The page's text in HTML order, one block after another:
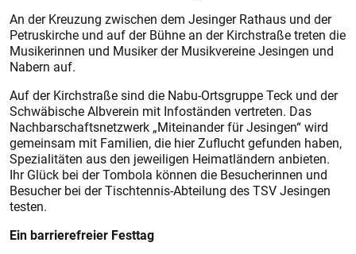
An der Kreuzung zwischen dem Jesinger Rathaus und der
Petruskirche und auf der Bühne an der Kirchstraße treten die
Musikerinnen und Musiker der Musikvereine Jesingen und
Nabern auf.
Auf der Kirchstraße sind die Nabu-Ortsgruppe Teck und der
Schwäbische Albverein mit Infoständen vertreten. Das
Nachbarschaftsnetzwerk „Miteinander für Jesingen“ wird
gemeinsam mit Familien, die hier Zuflucht gefunden haben,
Spezialitäten aus den jeweiligen Heimatländern anbieten.
Ihr Glück bei der Tombola können die Besucherinnen und
Besucher bei der Tischtennis-Abteilung des TSV Jesingen
testen.
Ein barrierefreier Festtag